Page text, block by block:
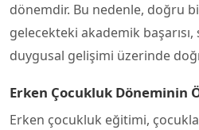
dönemdir. Bu nedenle, doğru
gelecekteki akademik
duygusal gelişimi üzerinde
Erken Çocukluk Döneminin
Erken çocukluk eğitimi,